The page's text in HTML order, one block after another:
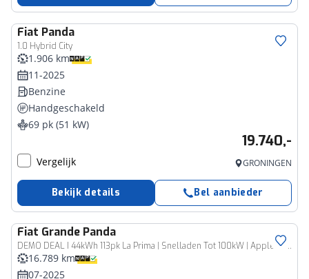
Fiat Panda
1.0 Hybrid City
1.906 km
11-2025
Benzine
Handgeschakeld
69 pk (51 kW)
19.740,-
Vergelijk GRONINGEN
Bekijk details Bel aanbieder
Fiat Grande Panda
DEMO DEAL I 44kWh 113pk La Prima | Snelladen Tot 100kW | Apple CarPlay/ Android Auto | Climate Control |
16.789 km
07-2025